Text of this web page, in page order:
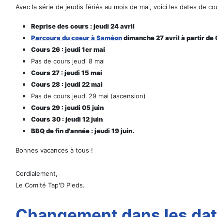
Avec la série de jeudis fériés au mois de mai, voici les dates de
Reprise des cours : jeudi 24 avril
Parcours du coeur à Saméondimanche 27 avril à partir de
Cours 26 : jeudi 1er mai
Pas de cours jeudi 8 mai
Cours 27 : jeudi 15 mai
Cours 28 : jeudi 22 mai
Pas de cours jeudi 29 mai (ascension)
Cours 29 : jeudi 05 juin
Cours 30 : jeudi 12 juin
BBQ de fin d'année : jeudi 19 juin.
Bonnes vacances à tous !
Cordialement,
Le Comité Tap'D Pieds.